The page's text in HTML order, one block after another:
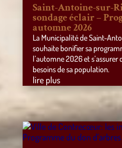
Saint-Antoine-sur-
sondage éclair –
automne 2026
La Municipalité de Saint-
souhaite bonifier sa
l’automne 2026 et s’assurer
besoins de sa population.
lire plus